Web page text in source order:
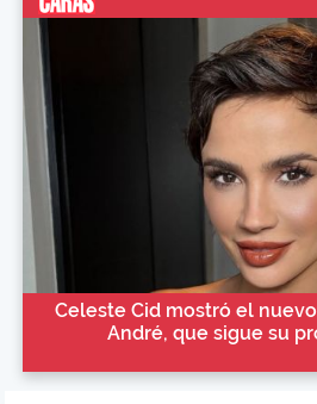
Celeste Cid mostró el
André, que sigue su